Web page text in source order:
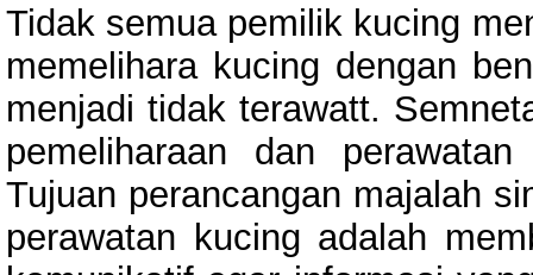
Tidak semua pemilik kucing
memelihara kucing dengan
menjadi tidak terawatt.
pemeliharaan dan
Tujuan perancangan majalah
perawatan kucing adalah